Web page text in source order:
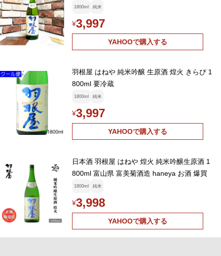
1800ml 純米
¥3,997
YAHOOで購入する
羽根屋 はねや 純米吟醸 生原酒 煌火 きらび 1
800ml 要冷蔵
1800ml 純米
¥3,997
YAHOOで購入する
日本酒 羽根屋 はねや 煌火 純米吟醸生原酒 1
800ml 富山県 富美菊酒造 haneya お酒 爆買
1800ml 純米
¥3,998
YAHOOで購入する